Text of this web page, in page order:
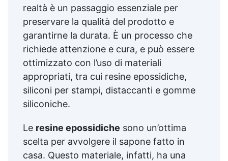
realtà è un passaggio essenziale per
preservare la qualità del prodotto e
garantirne la durata. È un processo che
richiede attenzione e cura, e può essere
ottimizzato con l’uso di materiali
appropriati, tra cui resine epossidiche,
siliconi per stampi, distaccanti e gomme
siliconiche.
Le resine epossidiche sono un’ottima
scelta per avvolgere il sapone fatto in
casa. Questo materiale, infatti, ha una